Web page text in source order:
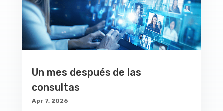
Un mes después de las
consultas
Apr 7, 2026